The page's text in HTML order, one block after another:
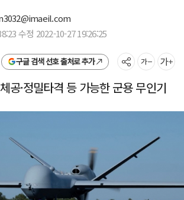
수정 2022-10-27 19:26:25
구글 검색 선호 출처로 추가
공·정밀타격 등 가능한 군용 무인기